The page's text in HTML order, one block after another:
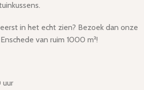
in het echt zien? Bezoek dan onze
van ruim 1000 m²!
uur